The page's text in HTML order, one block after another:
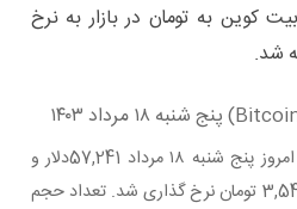
بیت کوین به تومان در بازار به نرخ
پنج شنبه ۱۸ مرداد 57,241دلار و
توماننرخ گذاری شد. تعدادحجم